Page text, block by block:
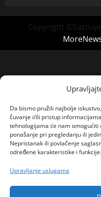
Da bismo pružili najbolje
čuvanje i/ili pristup
tehnologijama će nam
ponašanje pri pregledanju ili
Nepristanak ili povlačenje
određene karakteristike i funkcije.
Upravljanje uslugama
Copyright